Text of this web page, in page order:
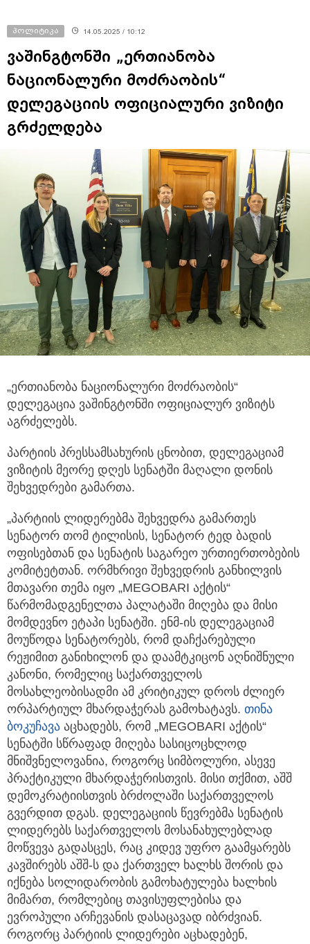
პოლიტიკა 14.05.2025 / 10:12
ვაშინგტონში „ერთიანობა
ნაციონალური მოძრაობის“
დელეგაციის ოფიციალური ვიზიტი
გრძელდება
„ერთიანობა ნაციონალური მოძრაობის“
დელეგაცია ვაშინგტონში ოფიციალურ ვიზიტს
აგრძელებს.
პარტიის პრესსამსახურის ცნობით, დელეგაციამ
ვიზიტის მეორე დღეს სენატში მაღალი დონის
შეხვედრები გამართა.
„პარტიის ლიდერებმა შეხვედრა გამართეს
სენატორ თომ ტილისის, სენატორ ტედ ბადის
ოფისებთან და სენატის საგარეო ურთიერთობების
კომიტეტთან. ორმხრივი შეხვედრის განხილვის
მთავარი თემა იყო „MEGOBARI აქტის“
წარმომადგენელთა პალატაში მიღება და მისი
მომდევნო ეტაპი სენატში. ენმ-ის დელეგაციამ
მოუწოდა სენატორებს, რომ დაჩქარებული
რეჟიმით განიხილონ და დაამტკიცონ აღნიშნული
კანონი, რომელიც საქართველოს
მოსახლეობისადმი ამ კრიტიკულ დროს ძლიერ
ორპარტიულ მხარდაჭერას გამოხატავს. თინა
ბოკუჩავა აცხადებს, რომ „MEGOBARI აქტის“
სენატში სწრაფად მიღება სასიცოცხლოდ
მნიშვნელოვანია, როგორც სიმბოლური, ასევე
პრაქტიკული მხარდაჭერისთვის. მისი თქმით, აშშ
დემოკრატიისთვის ბრძოლაში საქართველოს
გვერდით დგას. დელეგაციის წევრებმა სენატის
ლიდერებს საქართველოს მოსანახულებლად
მოწვევა გადასცეს, რაც კიდევ უფრო გაამყარებს
კავშირებს აშშ-ს და ქართველ ხალხს შორის და
იქნება სოლიდარობის გამოხატულება ხალხის
მიმართ, რომლებიც თავისუფლებისა და
ევროპული არჩევანის დასაცავად იბრძვიან.
როგორც პარტიის ლიდერები აცხადებენ,